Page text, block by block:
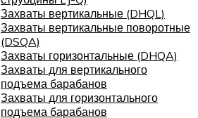
Захваты вертикальные (DHQL)
Захваты вертикальные поворотные
(DSQA)
Захваты горизонтальные (DHQA)
Захваты для вертикального
подъема барабанов
Захваты для горизонтального
подъема барабанов